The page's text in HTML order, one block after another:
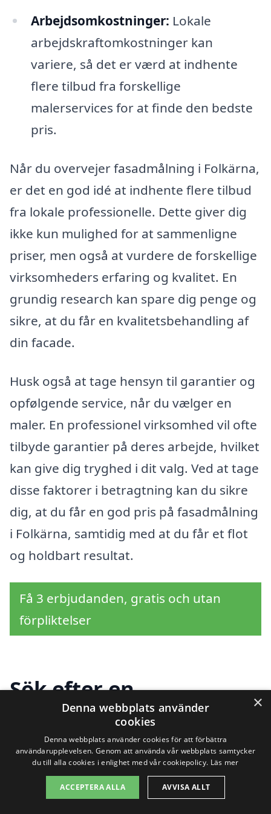
Arbejdsomkostninger: Lokale
arbejdskraftomkostninger kan
variere, så det er værd at indhente
flere tilbud fra forskellige
malerservices for at finde den bedste
pris.
Når du overvejer fasadmålning i Folkärna,
er det en god idé at indhente flere tilbud
fra lokale professionelle. Dette giver dig
ikke kun mulighed for at sammenligne
priser, men også at vurdere de forskellige
virksomheders erfaring og kvalitet. En
grundig research kan spare dig penge og
sikre, at du får en kvalitetsbehandling af
din facade.
Husk også at tage hensyn til garantier og
opfølgende service, når du vælger en
maler. En professionel virksomhed vil ofte
tilbyde garantier på deres arbejde, hvilket
kan give dig tryghed i dit valg. Ved at tage
disse faktorer i betragtning kan du sikre
dig, at du får en god pris på fasadmålning
i Folkärna, samtidig med at du får et flot
og holdbart resultat.
Få 3 erbjudanden, gratis och utan
förpliktelser
Sök efter en
professionell för
fasadmålning i andra
städer nära Folkärna
×
Denna webbplats använder
cookies
Denna webbplats använder cookies för att förbättra
användarupplevelsen. Genom att använda vår webbplats samtycker
du till alla cookies i enlighet med vår cookiepolicy. Läs mer
ACCEPTERA ALLA AVVISA ALLT